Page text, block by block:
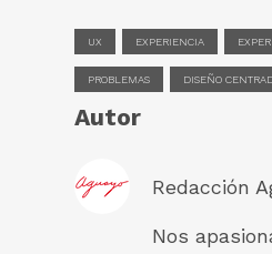
UX EXPERIENCIA
PROBLEMAS DISEÑO
Autor
Redacción
Nos